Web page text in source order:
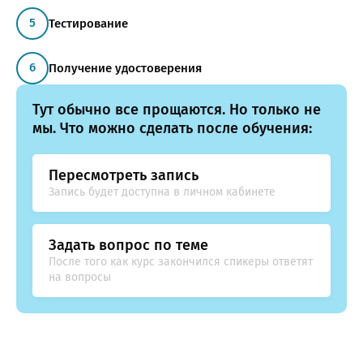
Тестирование
Получение удостоверения
Тут обычно все прощаются. Но только не
мы. Что можно сделать после обучения:
Пересмотреть запись
Запись будет доступна в личном кабинете
Задать вопрос по теме
После того как курс закончился спикеры ответят
на вопросы